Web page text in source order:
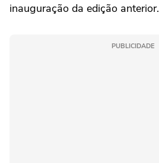
inauguração da edição anterior.
PUBLICIDADE